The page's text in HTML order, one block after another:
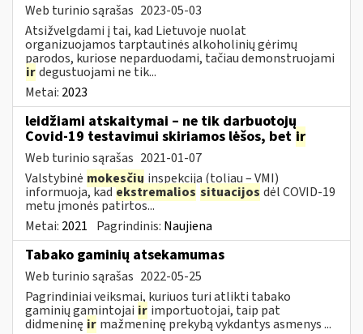
Web turinio sąrašas 2023-05-03
Atsižvelgdami į tai, kad Lietuvoje nuolat
organizuojamos tarptautinės alkoholinių gėrimų
parodos, kuriose neparduodami, tačiau demonstruojami
irdegustuojami ne tik...
Metai: 2023
leidžiami atskaitymai – ne tik darbuotojų
Covid-19 testavimui skiriamos lėšos, bet ir
Web turinio sąrašas 2021-01-07
Valstybinė mokesčių inspekcija (toliau – VMI)
informuoja, kadekstremalios situacijos dėl COVID-19
metu įmonės patirtos...
Metai: 2021 Pagrindinis: Naujiena
Tabako gaminių atsekamumas
Web turinio sąrašas 2022-05-25
Pagrindiniai veiksmai, kuriuos turi atlikti tabako
gaminių gamintojai ir importuotojai, taip pat
didmeninę ir mažmeninę prekybą vykdantys asmenys ...